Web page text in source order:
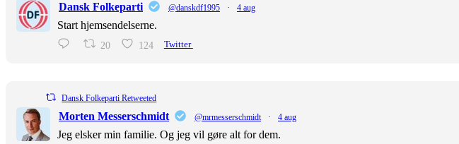
Dansk Folkeparti @danskdf1995 · 4 aug
Start hjemsendelserne.
20 124 Twitter
Dansk Folkeparti Retweeted
Morten Messerschmidt @mrmesserschmidt · 4 aug
Jeg elsker min familie. Og jeg vil gøre alt for dem.